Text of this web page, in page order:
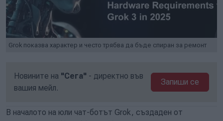
Grok показва характер и често трябва да бъде спиран за ремонт
Новините на "Сега" - директно във
вашия мейл.
Запиши се
В началото на юли чат-ботът Grok, създаден от